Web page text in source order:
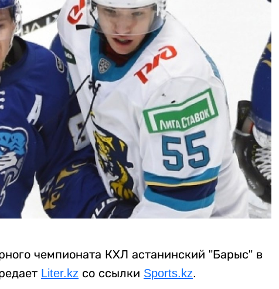
чемпионата КХЛ астанинский "Барыс" в
Liter.kz со ссылки Sports.kz.